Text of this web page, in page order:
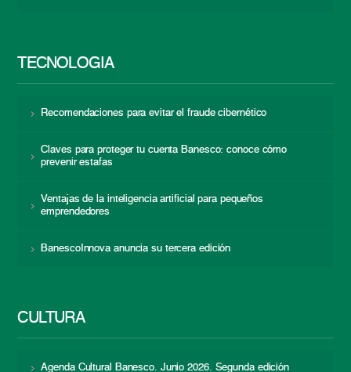
TECNOLOGÍA
Recomendaciones para evitar el fraude cibernético
Claves para proteger tu cuenta Banesco: conoce cómo
prevenir estafas
Ventajas de la inteligencia artificial para pequeños
emprendedores
BanescoInnova anuncia su tercera edición
CULTURA
Agenda Cultural Banesco. Junio 2026. Segunda edición